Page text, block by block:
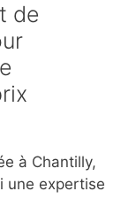
de
à Chantilly,
une expertise